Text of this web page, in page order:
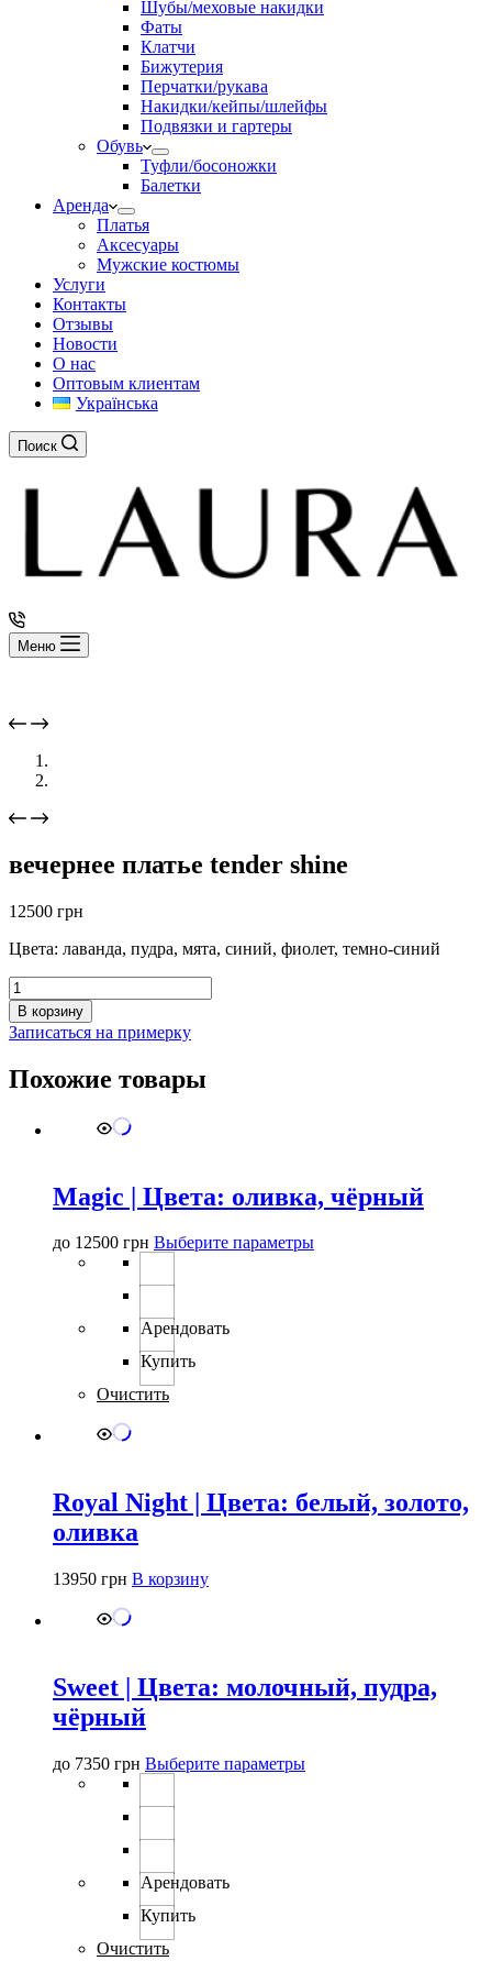
Шубы/меховые накидки
Фаты
Клатчи
Бижутерия
Перчатки/рукава
Накидки/кейпы/шлейфы
Подвязки и гартеры
Обувь
Туфли/босоножки
Балетки
Аренда
Платья
Аксесуары
Мужские костюмы
Услуги
Контакты
Отзывы
Новости
О нас
Оптовым клиентам
Українська
Поиск
Меню
вечернее платье tender shine
12500 грн
Цвета: лаванда, пудра, мята, синий, фиолет, темно-синий
Количество
товара
вечернее
платье
shine
В корзину
Записаться на примерку
Похожие товары
Magic | Цвета: оливка, чёрный
до 12500 грн Выберите параметрыЭтот
Арендовать
Купить
Очистить
Royal Night | Цвета: белый, золото,
оливка
13950 грн В корзину
Sweet | Цвета: молочный, пудра,
чёрный
до 7350 грн Выберите параметрыЭтот
Арендовать
Купить
Очистить